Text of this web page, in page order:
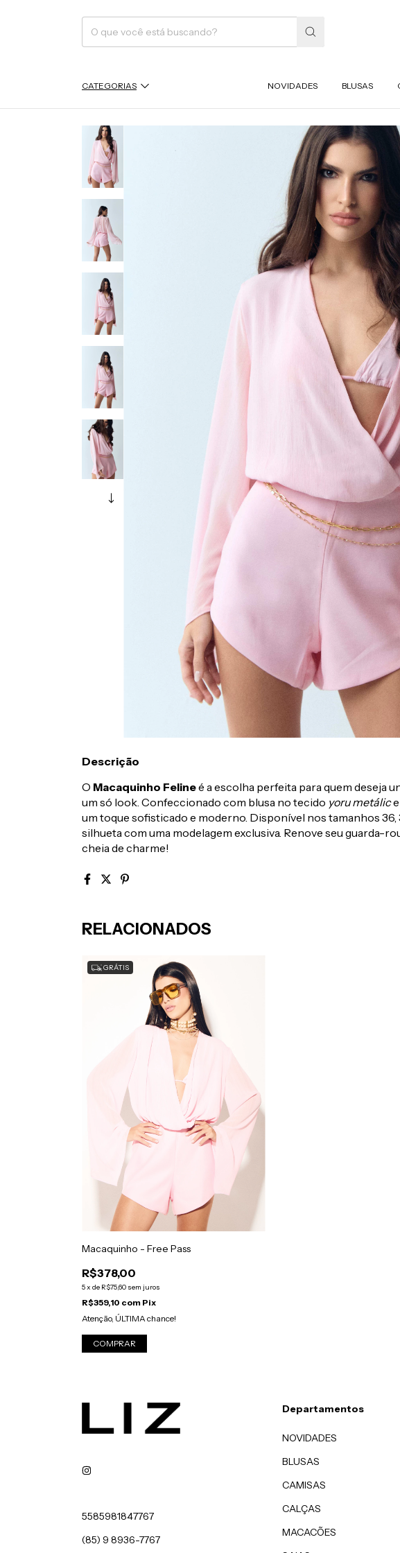
CATEGORIAS NOVIDADES BLUSAS
Descrição
O Macaquinho Felineé a escolha perfeita para quem deseja
um só look. Confeccionado com blusa no tecido yoru metálice
um toque sofisticado e moderno. Disponível nos tamanhos 36,
silhueta com uma modelagem exclusiva. Renove seu guarda-
cheia de charme!
RELACIONADOS
GRÁTIS
Macaquinho - Free Pass
R$378,00
5x de R$75,60 sem juros
R$359,10 com Pix
Atenção, ÚLTIMA chance!
COMPRAR
5585981847767
(85) 9 8936-7767
Departamentos
NOVIDADES
BLUSAS
CAMISAS
CALÇAS
MACACÕES